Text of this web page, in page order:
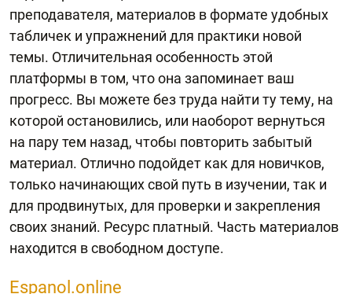
преподавателя, материалов в формате удобных
табличек и упражнений для практики новой
темы. Отличительная особенность этой
платформы в том, что она запоминает ваш
прогресс. Вы можете без труда найти ту тему, на
которой остановились, или наоборот вернуться
на пару тем назад, чтобы повторить забытый
материал. Отлично подойдет как для новичков,
только начинающих свой путь в изучении, так и
для продвинутых, для проверки и закрепления
своих знаний. Ресурс платный. Часть материалов
находится в свободном доступе.
Espanol.online